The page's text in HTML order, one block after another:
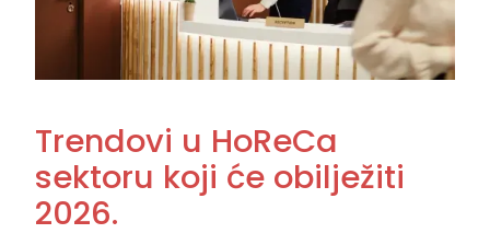
Trendovi u HoReCa
sektoru koji će obilježiti
2026.